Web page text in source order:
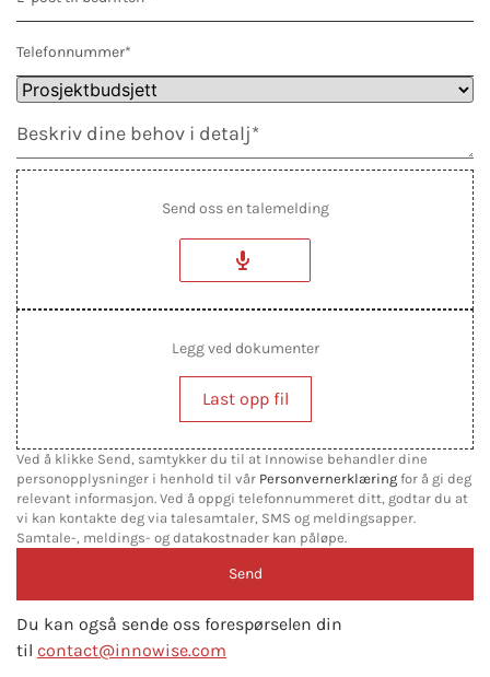
Send oss en talemelding
Legg ved dokumenter
Last opp fil
Ved å klikke Send, samtykker du til at Innowise behandler dine
personopplysninger i henhold til vår Personvernerklæring for å gi deg
relevant informasjon. Ved å oppgi telefonnummeret ditt, godtar du at
vi kan kontakte deg via talesamtaler, SMS og meldingsapper.
Samtale-, meldings- og datakostnader kan påløpe.
Du kan også sende oss forespørselen din
til contact@innowise.com